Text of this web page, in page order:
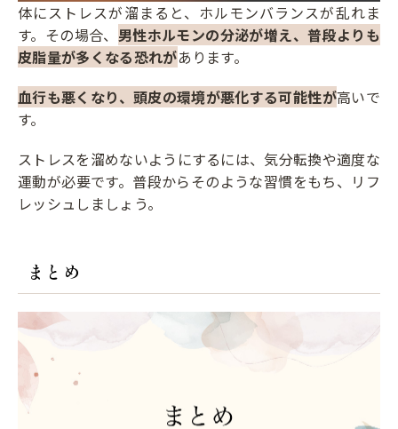
体にストレスが溜まると、ホルモンバランスが乱れま
す。その場合、 男性ホルモンの分泌が増え、普段よりも
皮脂量が多くなる恐れがあります。
血行も悪くなり、頭皮の環境が悪化する可能性が高いで
す。
ストレスを溜めないようにするには、気分転換や適度な
運動が必要です。普段からそのような習慣をもち、リフ
レッシュしましょう。
まとめ